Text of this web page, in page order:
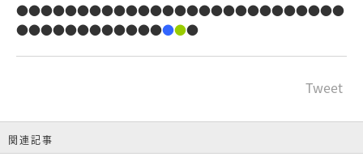
●●●●●●●●●●●●●●●●●●●●●●●●●●●
●●●●●●●●●●●●●●●
Tweet
関連記事